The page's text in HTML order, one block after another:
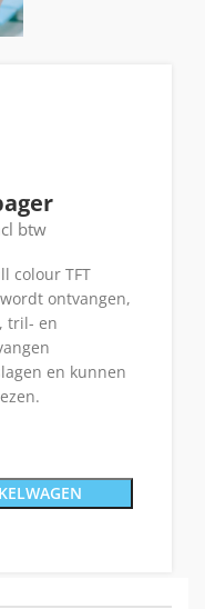
btw
colour TFT
ontvangen,
tril- en
en kunnen